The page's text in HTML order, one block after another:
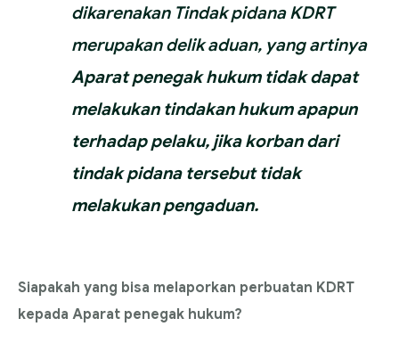
dikarenakan Tindak pidana KDRT
merupakan delik aduan, yang artinya
Aparat penegak hukum tidak dapat
melakukan tindakan hukum apapun
terhadap pelaku, jika korban dari
tindak pidana tersebut tidak
melakukan pengaduan.
Siapakah yang bisa melaporkan perbuatan KDRT
kepada Aparat penegak hukum?